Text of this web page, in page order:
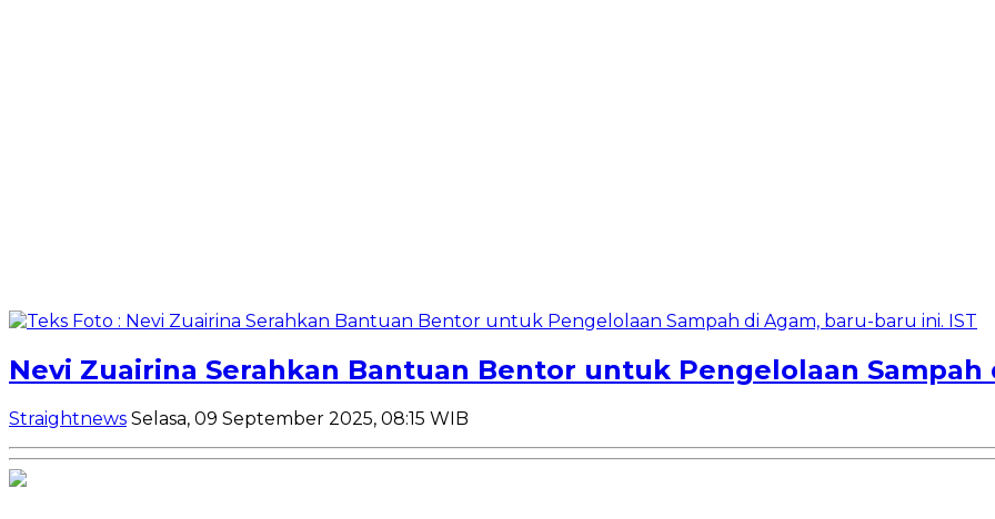
Nevi Zuairina Serahkan Bantuan Bentor untuk Pengelolaan Sampah
Straightnews Selasa, 09 September 2025, 08:15 WIB